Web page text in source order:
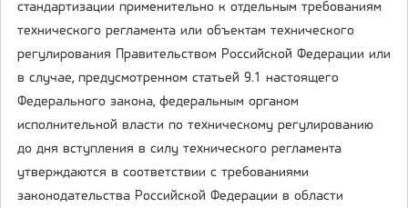
стандартизации применительно к отдельным требованиям
технического регламента или объектам технического
регулирования Правительством Российской Федерации или
в случае, предусмотренном статьей 9.1 настоящего
Федерального закона, федеральным органом
исполнительной власти по техническому регулированию
до дня вступления в силу технического регламента
утверждаются в соответствии с требованиями
законодательства Российской Федерации в области